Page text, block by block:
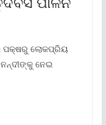
ପକ୍ଷରୁ ଲୋକପ୍ରିୟ
ନନ୍ଦୀଙ୍କୁ ନେଇ